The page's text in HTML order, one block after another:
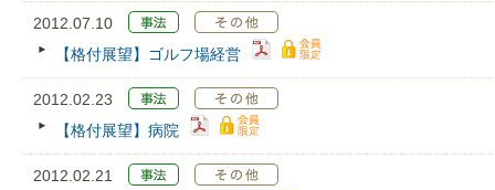
2012.07.10
【格付展望】ゴルフ場経営
2012.02.23
【格付展望】病院
2012.02.21